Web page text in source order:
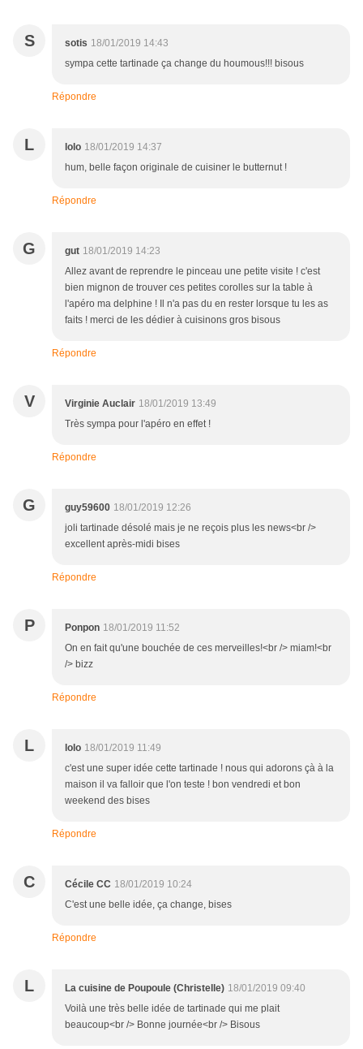
S sotis 18/01/2019 14:43
sympa cette tartinade ça change du houmous!!! bisous
Répondre
L lolo 18/01/2019 14:37
hum, belle façon originale de cuisiner le butternut !
Répondre
G gut 18/01/2019 14:23
Allez avant de reprendre le pinceau une petite visite ! c'est
bien mignon de trouver ces petites corolles sur la table à
l'apéro ma delphine ! Il n'a pas du en rester lorsque tu les as
faits ! merci de les dédier à cuisinons gros bisous
Répondre
V Virginie Auclair 18/01/2019 13:49
Très sympa pour l'apéro en effet !
Répondre
G guy59600 18/01/2019 12:26
joli tartinade désolé mais je ne reçois plus les news<br />
excellent après-midi bises
Répondre
P Ponpon 18/01/2019 11:52
On en fait qu'une bouchée de ces merveilles!<br /> miam!<br
/> bizz
Répondre
L lolo 18/01/2019 11:49
c'est une super idée cette tartinade ! nous qui adorons çà à la
maison il va falloir que l'on teste ! bon vendredi et bon
weekend des bises
Répondre
C Cécile CC 18/01/2019 10:24
C'est une belle idée, ça change, bises
Répondre
L La cuisine de Poupoule (Christelle) 18/01/2019 09:40
Voilà une très belle idée de tartinade qui me plait
beaucoup<br /> Bonne journée<br /> Bisous